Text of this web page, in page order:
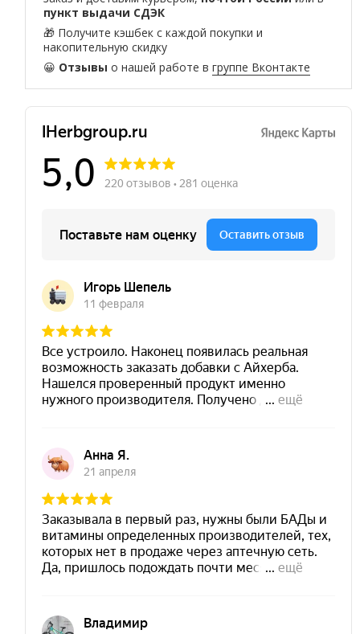
пункт выдачи СДЭК
🎁 Получите кэшбек с каждой покупки и
накопительную скидку
😀 Отзывы о нашей работе вгруппе Вконтакте